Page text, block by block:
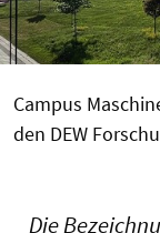
Campus
den DEW
Die